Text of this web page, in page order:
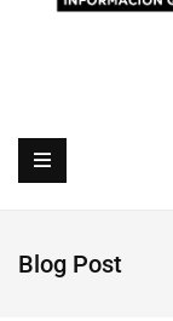
Blog Post